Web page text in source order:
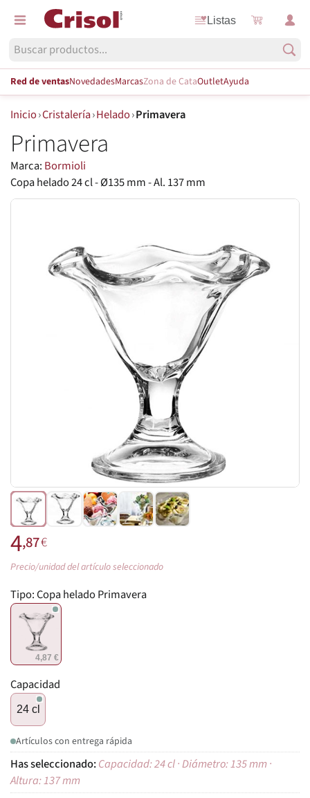
Listas
Red de ventasNovedadesMarcasZona de CataOutletAyuda
Inicio›Cristalería›Helado›Primavera
Primavera
Marca: Bormioli
Copa helado 24 cl - Ø135 mm - Al. 137 mm
4,87€
Precio/unidad del artículo seleccionado
Tipo:Copa helado Primavera
4,87 €
Capacidad
24 cl
Artículos con entrega rápida
Capacidad: 24 cl · Diámetro: 135 mm ·
Altura: 137 mm